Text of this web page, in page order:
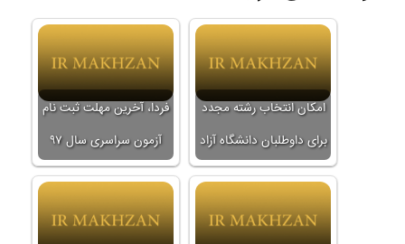
فردا، آخرین مهلت ثبت نام
آزمون سراسری سال ۹۷
امکان انتخاب رشته مجدد
برای داوطلبان دانشگاه آزاد